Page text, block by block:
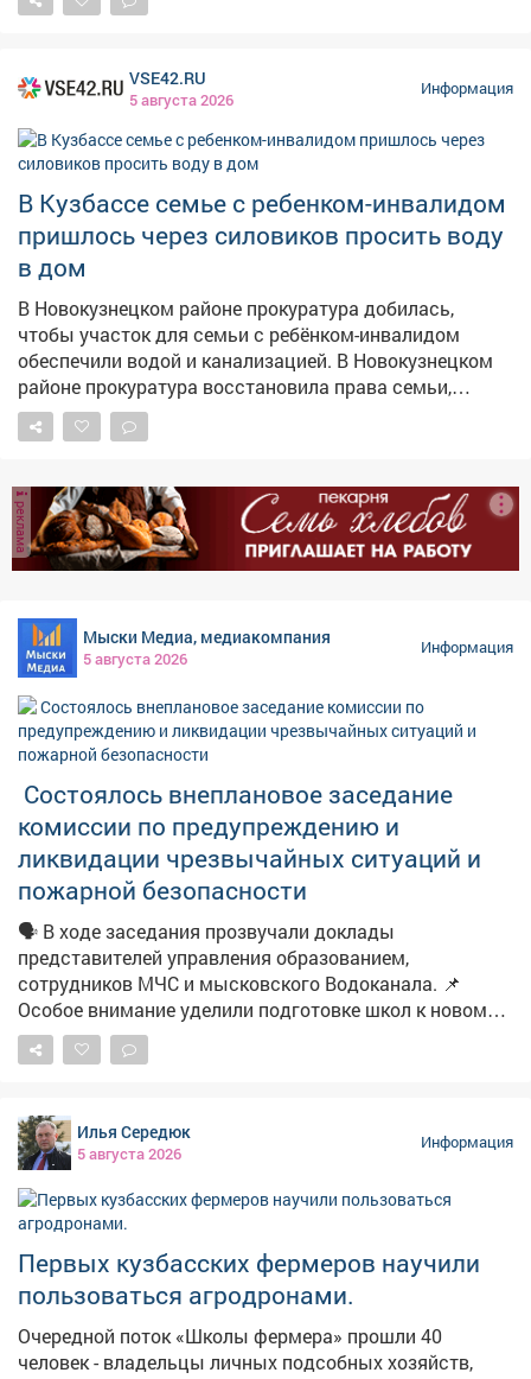
VSE42.RU
5 августа 2026
Информация
В Кузбассе семье с ребенком-инвалидом
пришлось через силовиков просить воду
в дом
В Новокузнецком районе прокуратура добилась,
чтобы участок для семьи с ребёнком-инвалидом
обеспечили водой и канализацией. В Новокузнецком
районе прокуратура восстановила права семьи,
воспитывающей ребёнка с ограниченными
возможностями здоровья. Как сообщает прокуратура
земельный участок под строительство дома, однако
пользоваться им было невозможно – на нём
отсутствовали водоснабжение и водоотведение, без
которых эксплуатация жилья попросту невозможна.
проверки прокуратура потребовала устранить
нарушения. В результате к участку подвели
необходимые инженерные коммуникации. Теперь
семья сможет построить дом и жить в нормальных
условиях.
реклама
Мыски Медиа, медиакомпания
5 августа 2026
Информация
Состоялось внеплановое заседание
комиссии по предупреждению и
ликвидации чрезвычайных ситуаций и
пожарной безопасности
🗣️ В ходе заседания прозвучали доклады
представителей управления образованием,
сотрудников МЧС и мысковского Водоканала. 📌
Особое внимание уделили подготовке школ к новому
Илья Середюк
5 августа 2026
Информация
Первых кузбасских фермеров научили
пользоваться агродронами.
Очередной поток «Школы фермера» прошли 40
человек - владельцы личных подсобных хозяйств,